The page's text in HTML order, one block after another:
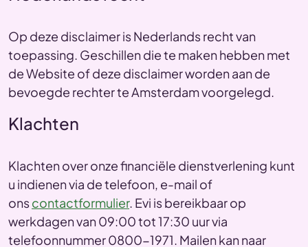
Op deze disclaimer is Nederlands recht van
toepassing. Geschillen die te maken hebben met
de Website of deze disclaimer worden aan de
bevoegde rechter te Amsterdam voorgelegd.
Klachten
Klachten over onze financiële dienstverlening kunt
u indienen via de telefoon, e-mail of
onscontactformulier. Evi is bereikbaar op
werkdagen van 09:00 tot 17:30 uur via
telefoonnummer 0800-1971. Mailen kan naar